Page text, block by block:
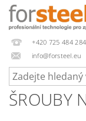
+420 725 484 284
info@forsteel.eu
ŠROUBY